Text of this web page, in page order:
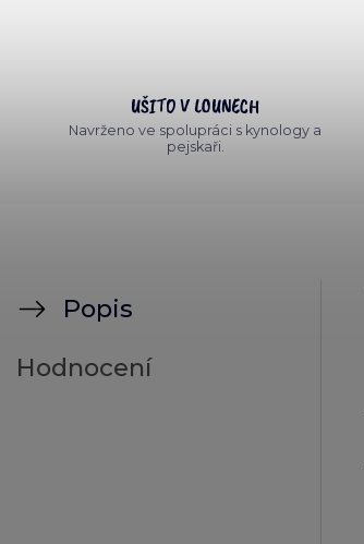
UŠITO V LOUNECH
Navrženo ve spolupráci s kynology a
pejskaři.
Popis
Hodnocení